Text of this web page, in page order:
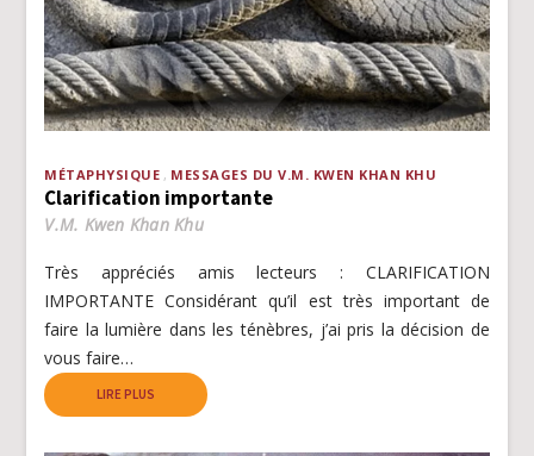
MÉTAPHYSIQUE MESSAGES DU V.M. KWEN KHAN KHU
Clarification importante
V.M. Kwen Khan Khu
Très appréciés amis lecteurs : CLARIFICATION
IMPORTANTE Considérant qu’il est très important de
faire la lumière dans les ténèbres, j’ai pris la décision de
vous faire…
LIRE PLUS